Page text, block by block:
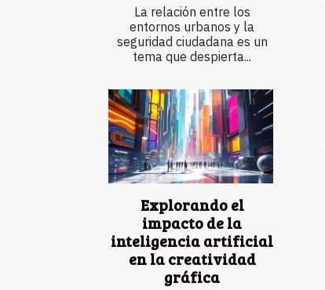
La relación entre los
entornos urbanos y la
seguridad ciudadana es un
tema que despierta...
Explorando el
impacto de la
inteligencia artificial
en la creatividad
gráfica